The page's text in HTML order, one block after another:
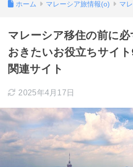
ホーム マレーシア旅情報(o) マ
マレーシア移住の前に
おきたいお役立ちサイ
関連サイト
2025年4月17日